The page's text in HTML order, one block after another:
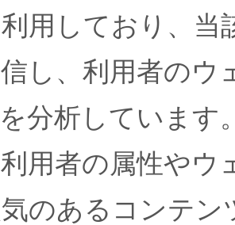
用しており、当
し、利用者の
分析しています
用者の属性やウ
のあるコンテ